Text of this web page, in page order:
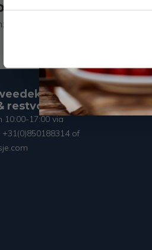
onze nieuwsbrief
laatste acties!
restvoorraad
17:00 via
of